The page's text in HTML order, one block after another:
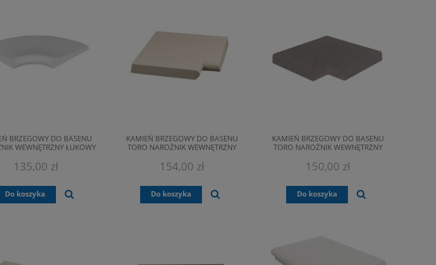
BRZEGOWY DO BASENU
WEWNĘTRZNY ŁUKOWY
135,00 zł
Do koszyka
KAMIEŃ BRZEGOWY DO BASENU
TORO NAROŻNIK WEWNĘTRZNY
154,00 zł
Do koszyka
KAMIEŃ BRZEGOWY DO BASENU
TORO NAROŻNIK WEWNĘTRZNY
150,00 zł
Do koszyka